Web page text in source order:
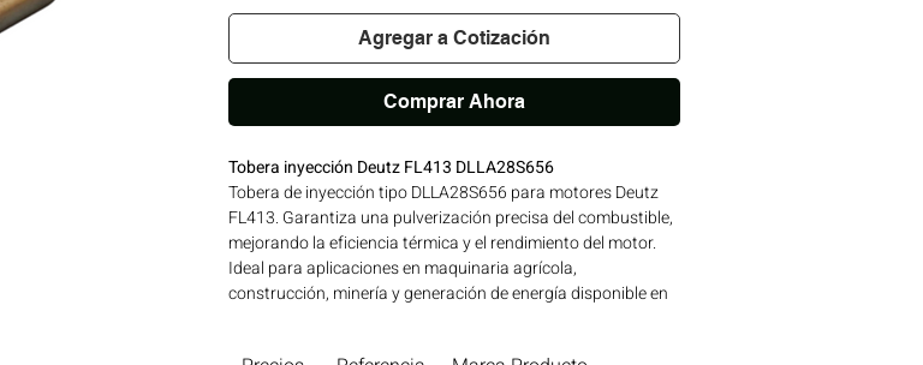
Agregar a Cotización
Comprar Ahora
Tobera inyección Deutz FL413 DLLA28S656
Tobera de inyección tipo DLLA28S656 para motores Deutz
FL413. Garantiza una pulverización precisa del combustible,
mejorando la eficiencia térmica y el rendimiento del motor.
Ideal para aplicaciones en maquinaria agrícola,
construcción, minería y generación de energía disponible en